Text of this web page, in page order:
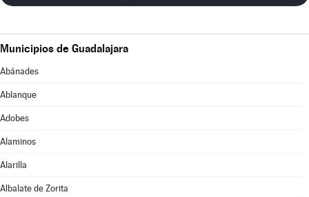
Municipios de Guadalajara
Abánades
Ablanque
Adobes
Alaminos
Alarilla
Albalate de Zorita